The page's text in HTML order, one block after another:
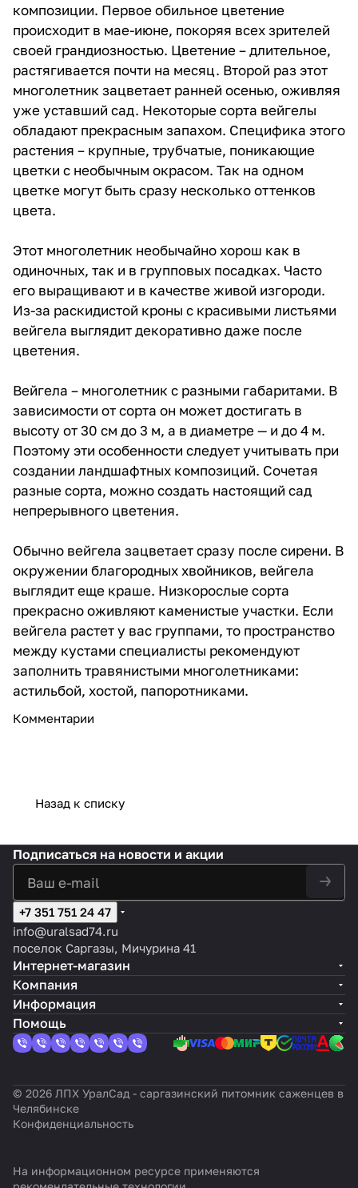
композиции. Первое обильное цветение
происходит в мае-июне, покоряя всех зрителей
своей грандиозностью. Цветение – длительное,
растягивается почти на месяц. Второй раз этот
многолетник зацветает ранней осенью, оживляя
уже уставший сад. Некоторые сорта вейгелы
обладают прекрасным запахом. Специфика этого
растения – крупные, трубчатые, поникающие
цветки с необычным окрасом. Так на одном
цветке могут быть сразу несколько оттенков
цвета.
Этот многолетник необычайно хорош как в
одиночных, так и в групповых посадках. Часто
его выращивают и в качестве живой изгороди.
Из-за раскидистой кроны с красивыми листьями
вейгела выглядит декоративно даже после
цветения.
Вейгела – многолетник с разными габаритами. В
зависимости от сорта он может достигать в
высоту от 30 см до 3 м, а в диаметре — и до 4 м.
Поэтому эти особенности следует учитывать при
создании ландшафтных композиций. Сочетая
разные сорта, можно создать настоящий сад
непрерывного цветения.
Обычно вейгела зацветает сразу после сирени. В
окружении благородных хвойников, вейгела
выглядит еще краше. Низкорослые сорта
прекрасно оживляют каменистые участки. Если
вейгела растет у вас группами, то пространство
между кустами специалисты рекомендуют
заполнить травянистыми многолетниками:
астильбой, хостой, папоротниками.
Комментарии
Назад к списку
Подписаться на новости и акции
+7 351 751 24 47
info@uralsad74.ru
поселок Саргазы, Мичурина 41
Интернет-магазин
Компания
Информация
Помощь
© 2026 ЛПХ УралСад - саргазинский питомник саженцев в
Челябинске
Конфиденциальность
На информационном ресурсе применяются